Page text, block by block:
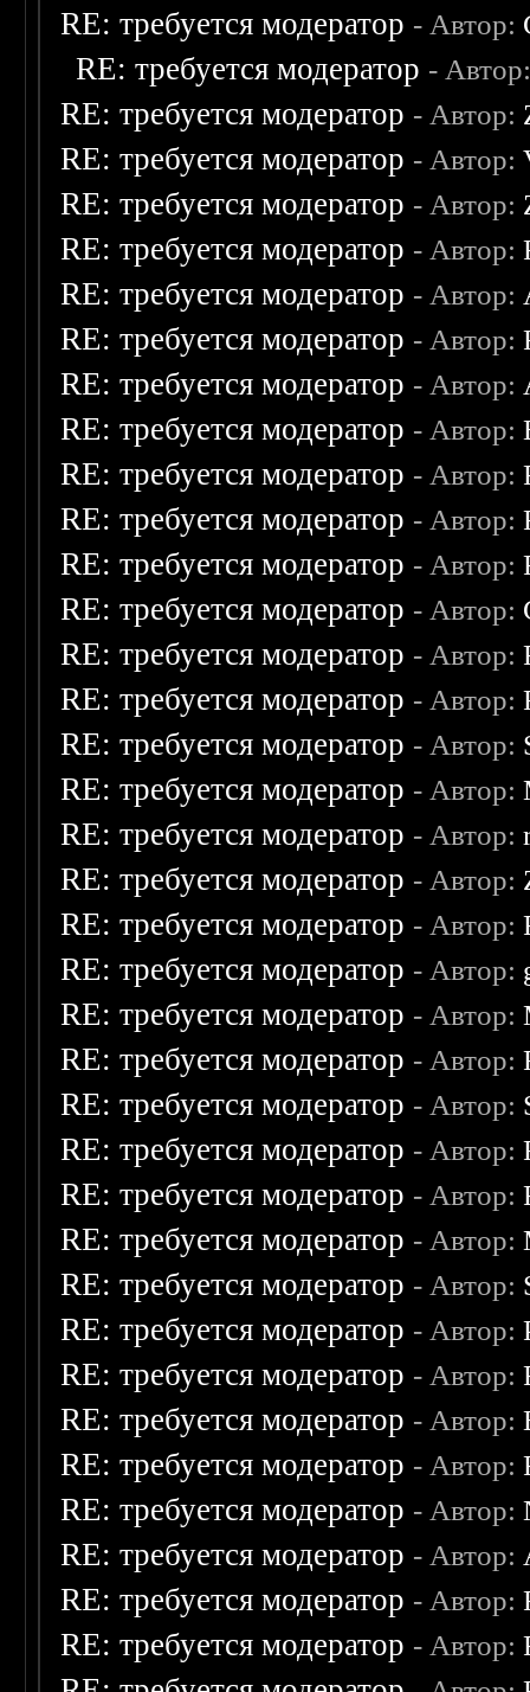
RE: требуется модератор - Автор:
RE: требуется модератор -
RE: требуется модератор - Автор:
RE: требуется модератор - Автор:
RE: требуется модератор - Автор:
RE: требуется модератор - Автор:
RE: требуется модератор - Автор:
RE: требуется модератор - Автор:
RE: требуется модератор - Автор:
RE: требуется модератор - Автор:
RE: требуется модератор - Автор:
RE: требуется модератор - Автор:
RE: требуется модератор - Автор:
RE: требуется модератор - Автор:
RE: требуется модератор - Автор:
RE: требуется модератор - Автор:
RE: требуется модератор - Автор:
RE: требуется модератор - Автор:
RE: требуется модератор - Автор:
RE: требуется модератор - Автор:
RE: требуется модератор - Автор:
RE: требуется модератор - Автор:
RE: требуется модератор - Автор:
RE: требуется модератор - Автор:
RE: требуется модератор - Автор:
RE: требуется модератор - Автор:
RE: требуется модератор - Автор:
RE: требуется модератор - Автор:
RE: требуется модератор - Автор:
RE: требуется модератор - Автор:
RE: требуется модератор - Автор:
RE: требуется модератор - Автор:
RE: требуется модератор - Автор:
RE: требуется модератор - Автор:
RE: требуется модератор - Автор:
RE: требуется модератор - Автор:
RE: требуется модератор - Автор: